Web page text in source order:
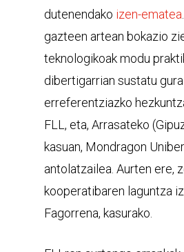
dutenendako izen-ematea
gazteen artean bokazio
teknologikoak modu
dibertigarrian sustatu
erreferentziazko
FLL, eta, Arrasateko
kasuan, Mondragon
antolatzailea. Aurten ere,
kooperatibaren laguntza
Fagorrena, kasurako.